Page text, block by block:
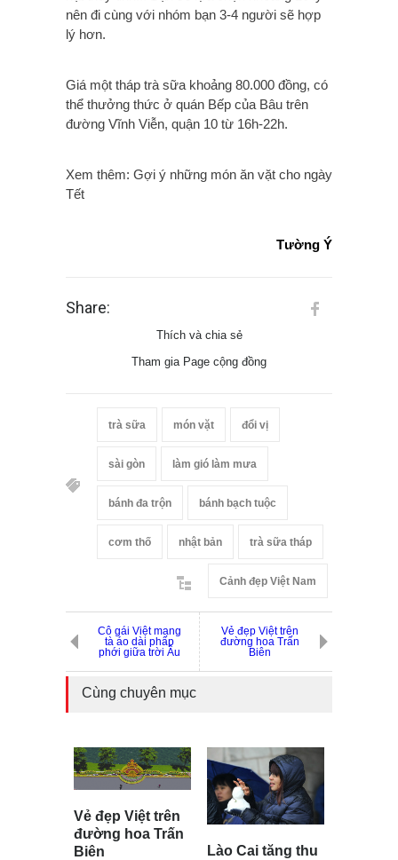
nên đi cùng với nhóm bạn 3-4 người sẽ hợp
lý hơn.
Giá một tháp trà sữa khoảng 80.000 đồng, có
thể thưởng thức ở quán Bếp của Bâu trên
đường Vĩnh Viễn, quận 10 từ 16h-22h.
Xem thêm: Gợi ý những món ăn vặt cho ngày
Tết
Tường Ý
Share:
Thích và chia sẻ
Tham gia Page cộng đồng
trà sữa món vặt đổi vị
sài gòn làm gió làm mưa
bánh đa trộn bánh bạch tuộc
cơm thố nhật bản trà sữa tháp
Cảnh đẹp Việt Nam
Cô gái Việt mang
tà áo dài phấp
phới giữa trời Âu
Vẻ đẹp Việt trên
đường hoa Trấn
Biên
Cùng chuyên mục
Vẻ đẹp Việt trên
đường hoa Trấn
Biên
Lào Cai tăng thu